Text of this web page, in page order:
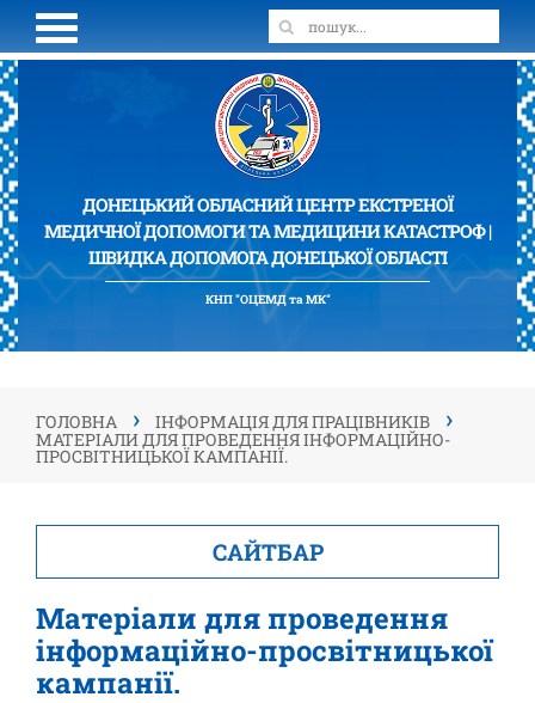
ДОНЕЦЬКИЙ ОБЛАСНИЙ ЦЕНТР ЕКСТРЕНОЇ
МЕДИЧНОЇ ДОПОМОГИ ТА МЕДИЦИНИ КАТАСТРОФ |
ШВИДКА ДОПОМОГА ДОНЕЦЬКОЇ ОБЛАСТІ
КНП "ОЦЕМД та МК"
ГОЛОВНА › ІНФОРМАЦІЯ ДЛЯ ПРАЦІВНИКІВ ›
МАТЕРІАЛИ ДЛЯ ПРОВЕДЕННЯ ІНФОРМАЦІЙНО-
ПРОСВІТНИЦЬКОЇ КАМПАНІЇ.
САЙТБАР
Матеріали для проведення
інформаційно-просвітницької
кампанії.